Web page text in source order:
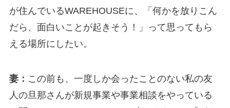
が住んでいるWAREHOUSEに、「何かを放りこん
だら、面白いことが起きそう！」って思ってもら
える場所にしたい。
妻： この前も、一度しか会ったことのない私の友
人の旦那さんが新規事業や事業相談をやっている